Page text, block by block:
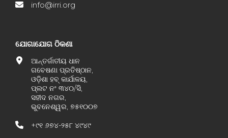
info@irri.org
ଯୋଗାଯୋଗ ଠିକଣା
ଆନ୍ତର୍ଜାତୀୟ ଧାନ
ଗବେଷଣା ପ୍ରତିଷ୍ଠାନ,
ଓଡ଼ିଶା ହବ୍ କାର୍ଯାଳୟ,
ପ୍ଲଟ ନଂ ୩୪୦/ସି,
ସହୀଦ ନଗର,
ଭୁବନେଶ୍ୱର, ୭୫୧୦୦୭
+୯୧ ୬୭୪-୨୫୮ ୪୯୪୯